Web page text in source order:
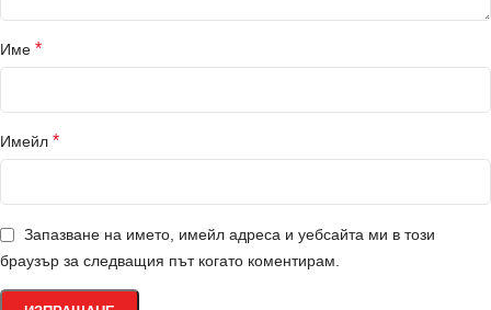
Име *
Имейл *
Запазване на името, имейл адреса и уебсайта ми в този
браузър за следващия път когато коментирам.